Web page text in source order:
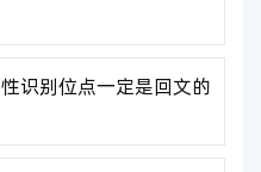
识别位点一定是回文的